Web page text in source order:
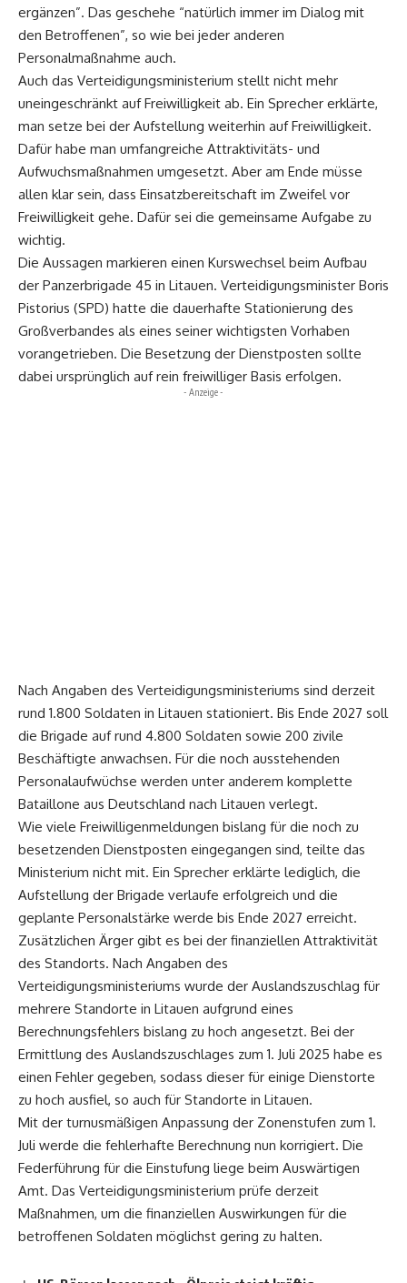
ergänzen”. Das geschehe “natürlich immer im Dialog mit
den Betroffenen”, so wie bei jeder anderen
Personalmaßnahme auch.
Auch das Verteidigungsministerium stellt nicht mehr
uneingeschränkt auf Freiwilligkeit ab. Ein Sprecher erklärte,
man setze bei der Aufstellung weiterhin auf Freiwilligkeit.
Dafür habe man umfangreiche Attraktivitäts- und
Aufwuchsmaßnahmen umgesetzt. Aber am Ende müsse
allen klar sein, dass Einsatzbereitschaft im Zweifel vor
Freiwilligkeit gehe. Dafür sei die gemeinsame Aufgabe zu
wichtig.
Die Aussagen markieren einen Kurswechsel beim Aufbau
der Panzerbrigade 45 in Litauen. Verteidigungsminister Boris
Pistorius (SPD) hatte die dauerhafte Stationierung des
Großverbandes als eines seiner wichtigsten Vorhaben
vorangetrieben. Die Besetzung der Dienstposten sollte
dabei ursprünglich auf rein freiwilliger Basis erfolgen.
- Anzeige -
Nach Angaben des Verteidigungsministeriums sind derzeit
rund 1.800 Soldaten in Litauen stationiert. Bis Ende 2027 soll
die Brigade auf rund 4.800 Soldaten sowie 200 zivile
Beschäftigte anwachsen. Für die noch ausstehenden
Personalaufwüchse werden unter anderem komplette
Bataillone aus Deutschland nach Litauen verlegt.
Wie viele Freiwilligenmeldungen bislang für die noch zu
besetzenden Dienstposten eingegangen sind, teilte das
Ministerium nicht mit. Ein Sprecher erklärte lediglich, die
Aufstellung der Brigade verlaufe erfolgreich und die
geplante Personalstärke werde bis Ende 2027 erreicht.
Zusätzlichen Ärger gibt es bei der finanziellen Attraktivität
des Standorts. Nach Angaben des
Verteidigungsministeriums wurde der Auslandszuschlag für
mehrere Standorte in Litauen aufgrund eines
Berechnungsfehlers bislang zu hoch angesetzt. Bei der
Ermittlung des Auslandszuschlages zum 1. Juli 2025 habe es
einen Fehler gegeben, sodass dieser für einige Dienstorte
zu hoch ausfiel, so auch für Standorte in Litauen.
Mit der turnusmäßigen Anpassung der Zonenstufen zum 1.
Juli werde die fehlerhafte Berechnung nun korrigiert. Die
Federführung für die Einstufung liege beim Auswärtigen
Amt. Das Verteidigungsministerium prüfe derzeit
Maßnahmen, um die finanziellen Auswirkungen für die
betroffenen Soldaten möglichst gering zu halten.